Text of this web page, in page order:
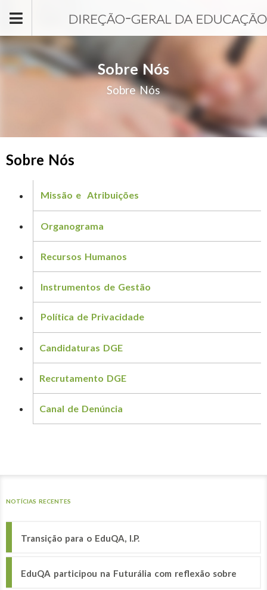
Sobre Nós
Sobre Nós
Sobre Nós
Missão e Atribuições
Organograma
Recursos Humanos
Instrumentos de Gestão
Política de Privacidade
Candidaturas DGE
Recrutamento DGE
Canal de Denúncia
NOTÍCIAS RECENTES
Transição para o EduQA, I.P.
EduQA participou na Futurália com reflexão sobre